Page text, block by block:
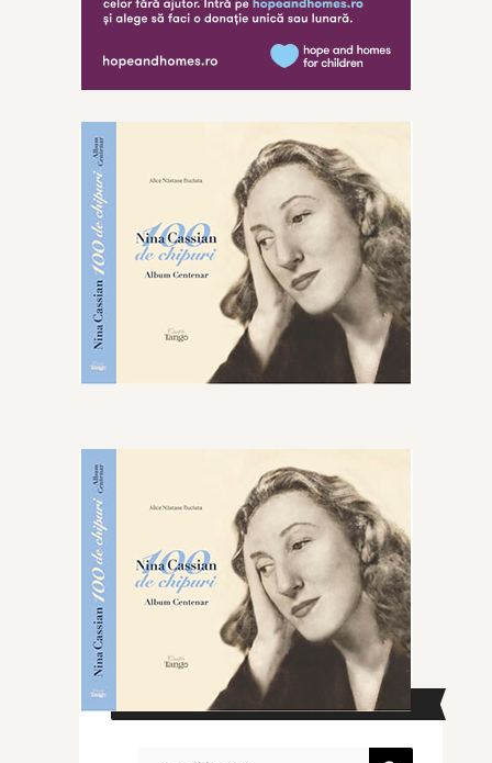
CAUTĂ ÎN SITE